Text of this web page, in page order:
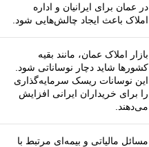
در عمان برای ایرانیان و اداره
املاک باعث ایجاد چالش‌هایی شود.
بازار املاک عمان، مانند بقیه
کشورها شاید دچار نوساناتی شود.
این نوسانات ریسک سرمایه‌گذاری
را برای خریداران ایرانی افزایش
می‌دهند.
مسائل مالیاتی و بیمه‌ای مرتبط با